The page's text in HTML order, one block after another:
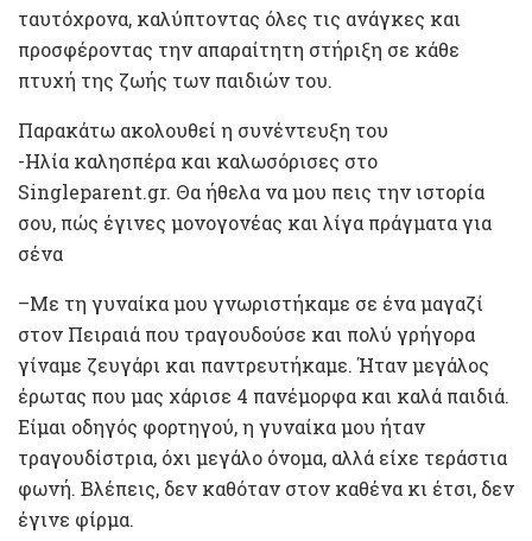
ταυτόχρονα, καλύπτοντας όλες τις ανάγκες και
προσφέροντας την απαραίτητη στήριξη σε κάθε
πτυχή της ζωής των παιδιών του.
Παρακάτω ακολουθεί η συνέντευξη του
-Ηλία καλησπέρα και καλωσόρισες στο
Singleparent.gr. Θα ήθελα να μου πεις την ιστορία
σου, πώς έγινες μονογονέας και λίγα πράγματα για
σένα
–Με τη γυναίκα μου γνωριστήκαμε σε ένα μαγαζί
στον Πειραιά που τραγουδούσε και πολύ γρήγορα
γίναμε ζευγάρι και παντρευτήκαμε. Ήταν μεγάλος
έρωτας που μας χάρισε 4 πανέμορφα και καλά παιδιά.
Είμαι οδηγός φορτηγού, η γυναίκα μου ήταν
τραγουδίστρια, όχι μεγάλο όνομα, αλλά είχε τεράστια
φωνή. Βλέπεις, δεν καθόταν στον καθένα κι έτσι, δεν
έγινε φίρμα.